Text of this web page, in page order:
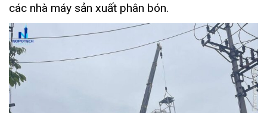
các nhà máy sản xuất phân bón.